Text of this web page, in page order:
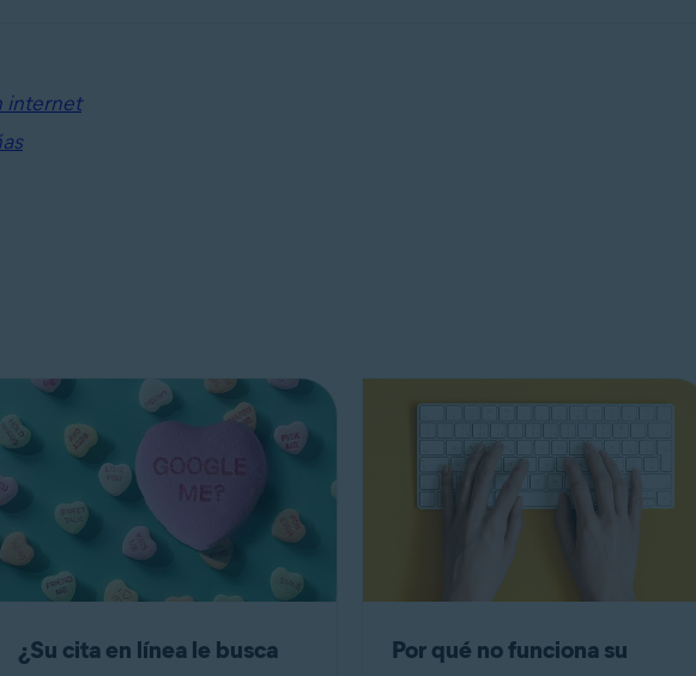
internet
¿Su cita en línea le busca
Por qué no funciona su